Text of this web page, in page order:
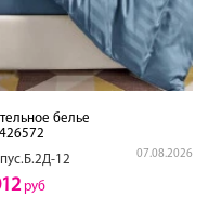
белье
12
07.08.2026
руб